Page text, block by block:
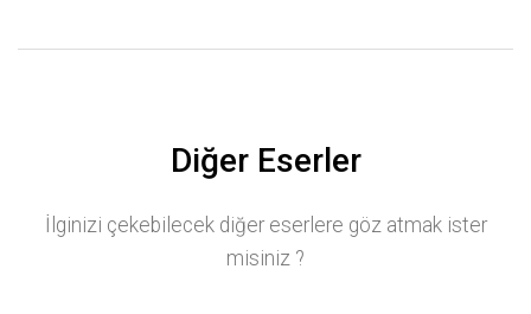
Diğer Eserler
İlginizi çekebilecek diğer eserlere göz atmak ister
misiniz ?